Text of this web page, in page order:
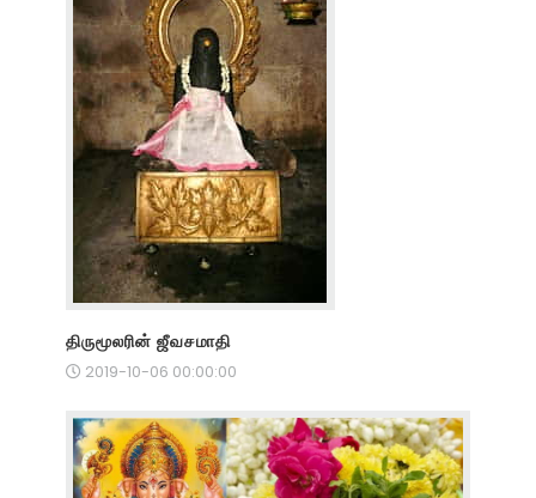
திருமூலரின் ஜீவசமாதி
2019-10-06 00:00:00